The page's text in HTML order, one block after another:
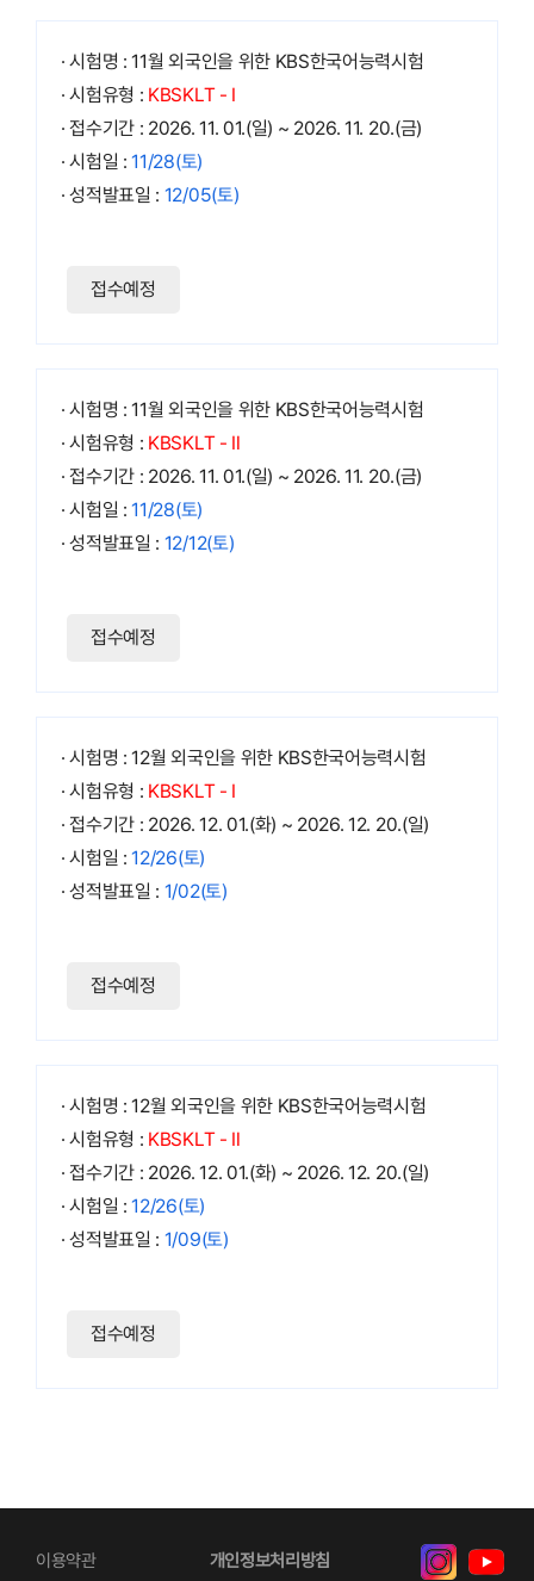
· 시험명 : 11월 외국인을 위한 KBS한국어능력시험
· 시험유형 : KBSKLT - Ⅰ
· 접수기간 : 2026. 11. 01.(일) ~ 2026. 11. 20.(금)
· 시험일 :11/28(토)
· 성적발표일 : 12/05(토)
접수예정
· 시험명 : 11월 외국인을 위한 KBS한국어능력시험
· 시험유형 : KBSKLT - Ⅱ
· 접수기간 : 2026. 11. 01.(일) ~ 2026. 11. 20.(금)
· 시험일 :11/28(토)
· 성적발표일 : 12/12(토)
접수예정
· 시험명 : 12월 외국인을 위한 KBS한국어능력시험
· 시험유형 : KBSKLT - Ⅰ
· 접수기간 : 2026. 12. 01.(화) ~ 2026. 12. 20.(일)
· 시험일 :12/26(토)
· 성적발표일 : 1/02(토)
접수예정
· 시험명 : 12월 외국인을 위한 KBS한국어능력시험
· 시험유형 : KBSKLT - Ⅱ
· 접수기간 : 2026. 12. 01.(화) ~ 2026. 12. 20.(일)
· 시험일 :12/26(토)
· 성적발표일 : 1/09(토)
접수예정
이용약관 개인정보처리방침